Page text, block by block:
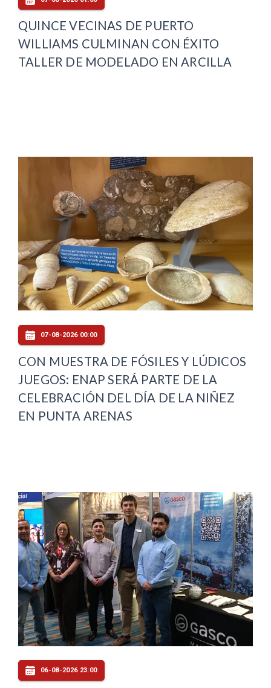
QUINCE VECINAS DE PUERTO
WILLIAMS CULMINAN CON ÉXITO
TALLER DE MODELADO EN ARCILLA
07-08-2026 00:00
CON MUESTRA DE FÓSILES Y LÚDICOS
JUEGOS: ENAP SERÁ PARTE DE LA
CELEBRACIÓN DEL DÍA DE LA NIÑEZ
EN PUNTA ARENAS
06-08-2026 23:00